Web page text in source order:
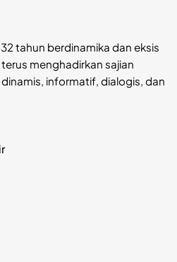
tahun berdinamika dan eksis
menghadirkan sajian
informatif, dialogis, dan